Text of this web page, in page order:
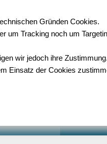
Gründen Cookies.
um Tracking noch um
wir jedoch ihre
Einsatz der Cookies